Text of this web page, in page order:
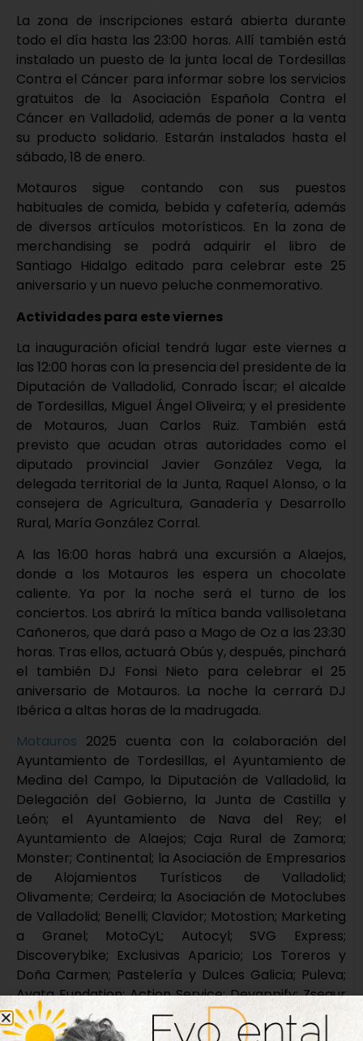
La zona de inscripciones estará abierta durante
todo el día hasta las 23:00 horas. Allí también está
instalado un puesto de la junta local de Tordesillas
Contra el Cáncer para informar sobre los servicios
gratuitos de la Asociación Española Contra el
Cáncer en Valladolid, además de poner a la venta
su producto solidario. Estarán instalados hasta el
sábado, 18 de enero.
Motauros sigue contando con sus puestos
habituales de comida, bebida y cafetería, además
de diversos artículos motorísticos. En la zona de
merchandising se podrá adquirir el libro de
Santiago Hidalgo editado para celebrar este 25
aniversario y un nuevo peluche conmemorativo.
Actividades para este viernes
La inauguración oficial tendrá lugar este viernes a
las 12:00 horas con la presencia del presidente de la
Diputación de Valladolid, Conrado Íscar; el alcalde
de Tordesillas, Miguel Ángel Oliveira; y el presidente
de Motauros, Juan Carlos Ruiz. También está
previsto que acudan otras autoridades como el
diputado provincial Javier González Vega, la
delegada territorial de la Junta, Raquel Alonso, o la
consejera de Agricultura, Ganadería y Desarrollo
Rural, María González Corral.
A las 16:00 horas habrá una excursión a Alaejos,
donde a los Motauros les espera un chocolate
caliente. Ya por la noche será el turno de los
conciertos. Los abrirá la mítica banda vallisoletana
Cañoneros, que dará paso a Mago de Oz a las 23:30
horas. Tras ellos, actuará Obús y, después, pinchará
el también DJ Fonsi Nieto para celebrar el 25
aniversario de Motauros. La noche la cerrará DJ
Ibérica a altas horas de la madrugada.
Motauros 2025 cuenta con la colaboración del
Ayuntamiento de Tordesillas, el Ayuntamiento de
Medina del Campo, la Diputación de Valladolid, la
Delegación del Gobierno, la Junta de Castilla y
León; el Ayuntamiento de Nava del Rey; el
Ayuntamiento de Alaejos; Caja Rural de Zamora;
Monster; Continental; la Asociación de Empresarios
de Alojamientos Turísticos de Valladolid;
Olivamente; Cerdeira; la Asociación de Motoclubes
de Valladolid; Benelli; Clavidor; Motostion; Marketing
a Granel; MotoCyL; Autocyl; SVG Express;
Discoverybike; Exclusivas Aparicio; Los Toreros y
Doña Carmen; Pastelería y Dulces Galicia; Puleva;
Avata Fundation; Action Service; Devappify; Zsegur
Motard; Tordesillas al día; OHTP Tordesillas; Habitual
Data; TV Channel Moto ADV; La Trastienda; Casven